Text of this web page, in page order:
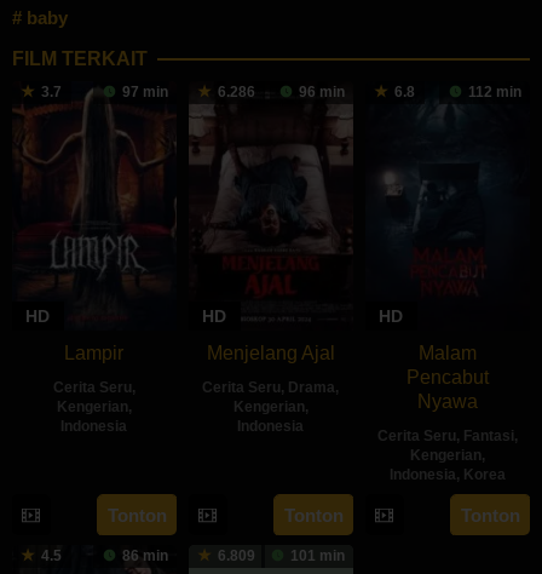
baby
FILM TERKAIT
3.7 97 min
HD
Lampir
Cerita Seru,
Kengerian,
Indonesia
Feb
2024
Gulardi
Tonton
6.286 96 min
HD
Menjelang Ajal
Cerita Seru, Drama,
Kengerian,
Indonesia
Apr
2024
Daeng
Ratu
Tonton
6.8 112 min
HD
Malam
Pencabut
Nyawa
Cerita Seru, Fantasi,
Kengerian,
Indonesia, Korea
22
May
Sidharta
Tata
Tonton
4.5 86 min 6.809 101 min